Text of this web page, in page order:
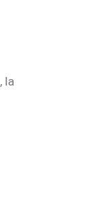
, la